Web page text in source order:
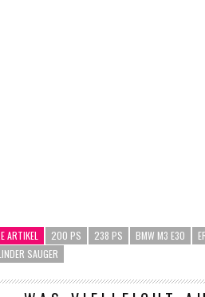
ARTIKEL 200 PS 238 PS BMW M3 E30
SAUGER